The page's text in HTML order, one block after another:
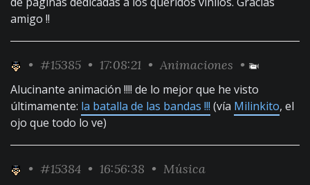
amigo !!
• #15385 • 17:08:21 • Animaciones •
Alucinante animación !!!! de lo mejor que he visto
últimamente: la batalla de las bandas !!! (vía Milinkito, el
ojo que todo lo ve)
• #15384 • 16:56:38 • Música